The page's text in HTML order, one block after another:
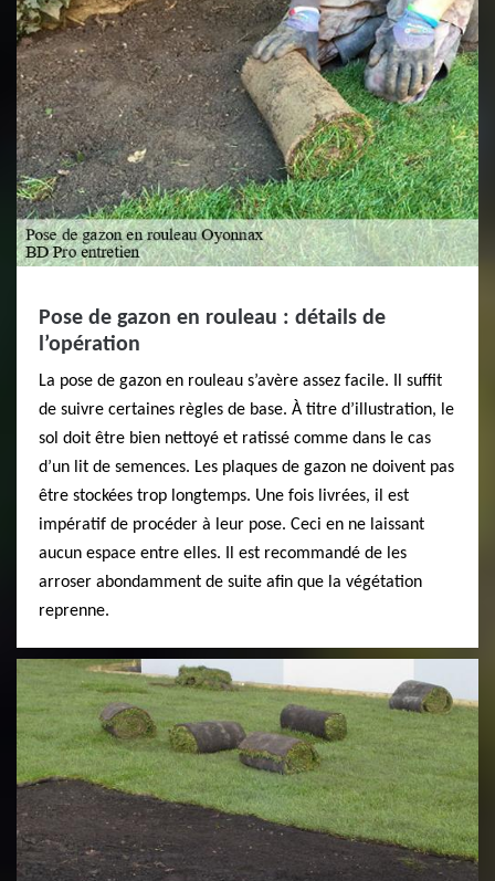
Pose de gazon en rouleau : détails de
l’opération
La pose de gazon en rouleau s’avère assez facile. Il suffit
de suivre certaines règles de base. À titre d’illustration, le
sol doit être bien nettoyé et ratissé comme dans le cas
d’un lit de semences. Les plaques de gazon ne doivent pas
être stockées trop longtemps. Une fois livrées, il est
impératif de procéder à leur pose. Ceci en ne laissant
aucun espace entre elles. Il est recommandé de les
arroser abondamment de suite afin que la végétation
reprenne.